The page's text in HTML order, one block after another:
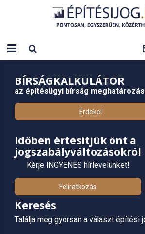
BÍRSÁGKALKULÁTOR
az építésügyi bírság
Érdekel
Időben értesítjük önt a
jogszabályváltozásokról
Kérje INGYENES hírlevelünket!
Feliratkozás
Keresés
Találja meg gyorsan a választ építési